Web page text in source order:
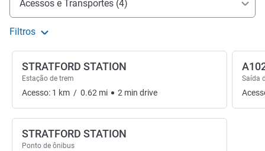
Acessos e Transportes (4)
Filtros
STRATFORD STATION
Estação de trem
Acesso: 1 km / 0.62 mi 2 min drive
STRATFORD STATION
Ponto de ônibus
Saída